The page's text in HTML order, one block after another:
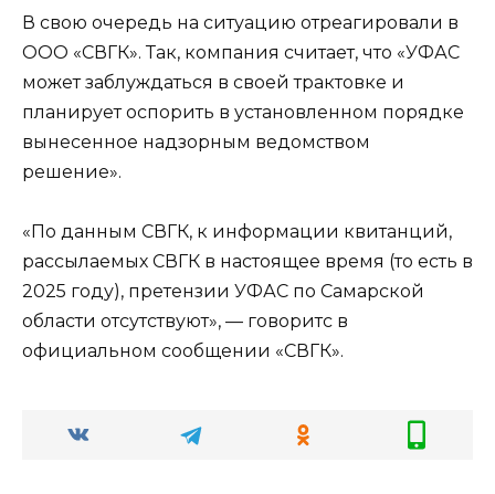
В свою очередь на ситуацию отреагировали в
ООО «СВГК». Так, компания считает, что «УФАС
может заблуждаться в своей трактовке и
планирует оспорить в установленном порядке
вынесенное надзорным ведомством
решение».
«По данным СВГК, к информации квитанций,
рассылаемых СВГК в настоящее время (то есть в
2025 году), претензии УФАС по Самарской
области отсутствуют», — говоритс в
официальном сообщении «СВГК».